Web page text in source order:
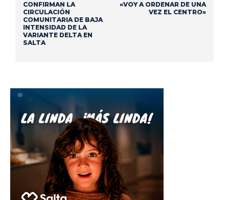
CONFIRMAN LA
CIRCULACIÓN
COMUNITARIA DE BAJA
INTENSIDAD DE LA
VARIANTE DELTA EN
SALTA
«VOY A ORDENAR DE UNA
VEZ EL CENTRO»